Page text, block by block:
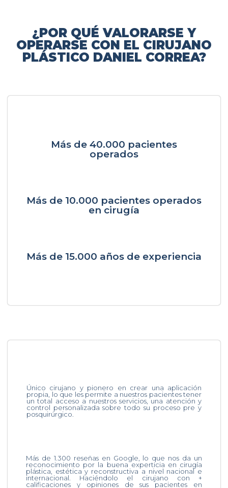
¿POR QUÉ VALORARSE Y
OPERARSE CON EL CIRUJANO
PLÁSTICO DANIEL CORREA?
Más de 40.000 pacientes
operados
Más de 10.000 pacientes operados
en cirugía
Más de 15.000 años de experiencia
Único cirujano y pionero en crear una aplicación
propia, lo que les permite a nuestros pacientes tener
un total acceso a nuestros servicios, una atención y
control personalizada sobre todo su proceso pre y
posquirúrgico.
Más de 1.300 reseñas en Google, lo que nos da un
reconocimiento por la buena experticia en cirugía
plástica, estética y reconstructiva a nivel nacional e
internacional. Haciéndolo el cirujano con +
calificaciones y opiniones de sus pacientes en